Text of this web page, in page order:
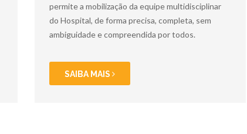
permite a mobilização da equipe multidisciplinar
do Hospital, de forma precisa, completa, sem
ambiguidade e compreendida por todos.
SAIBA MAIS